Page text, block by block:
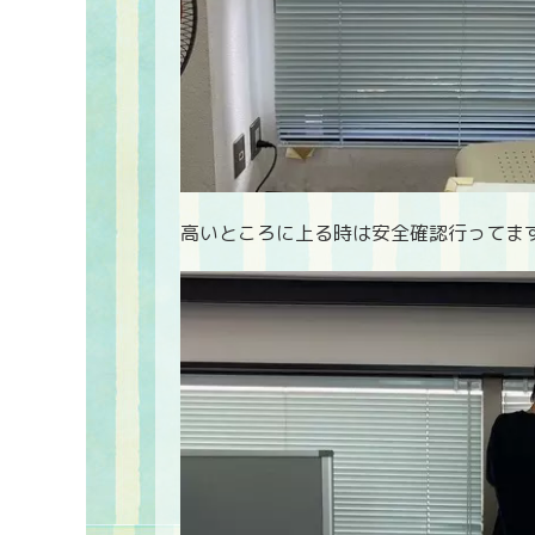
高いところに上る時は安全確認行ってま